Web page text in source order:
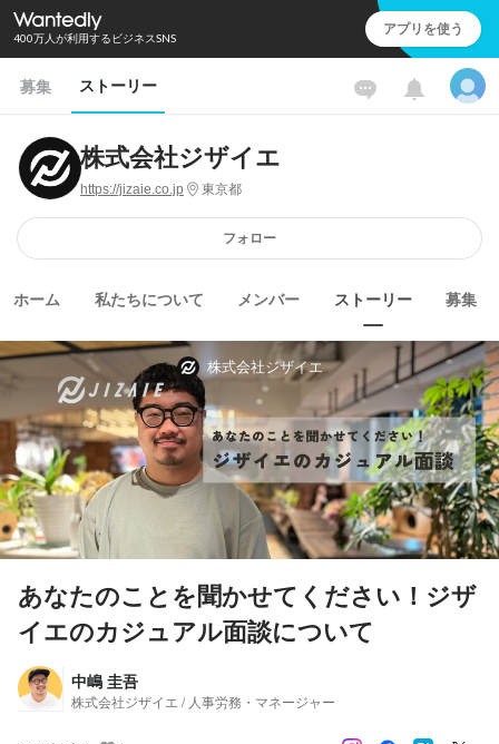
400万人が利用するビジネスSNS アプリを使う
募集 ストーリー
株式会社ジザイエ
https://jizaie.co.jp 東京都
フォロー
ホーム 私たちについて メンバー ストーリー 募集
株式会社ジザイエ
あなたのことを聞かせてください！ジザ
イエのカジュアル面談について
中嶋 圭吾
株式会社ジザイエ / 人事労務・マネージャー